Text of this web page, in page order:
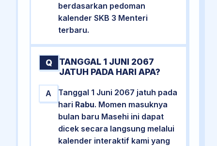
berdasarkan pedoman
kalender SKB 3 Menteri
terbaru.
Q
TANGGAL 1 JUNI 2067
JATUH PADA HARI APA?
A
Tanggal 1 Juni 2067 jatuh pada
hari Rabu. Momen masuknya
bulan baru Masehi ini dapat
dicek secara langsung melalui
kalender interaktif kami yang